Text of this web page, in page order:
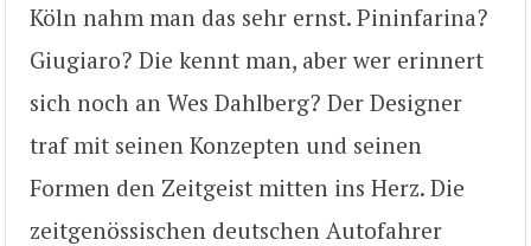
Köln nahm man das sehr ernst. Pininfarina?
Giugiaro? Die kennt man, aber wer erinnert
sich noch an Wes Dahlberg? Der Designer
traf mit seinen Konzepten und seinen
Formen den Zeitgeist mitten ins Herz. Die
zeitgenössischen deutschen Autofahrer